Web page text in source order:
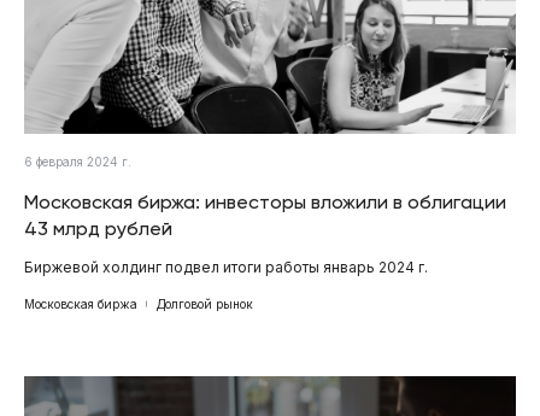
6 февраля 2024 г.
Московская биржа: инвесторы вложили в облигации
43 млрд рублей
Биржевой холдинг подвел итоги работы январь 2024 г.
Московская биржа Долговой рынок